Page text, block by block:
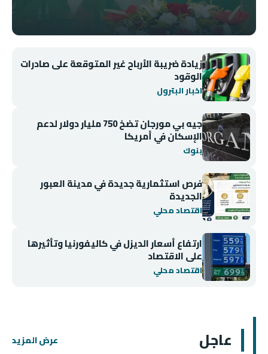
زيادة ضريبة الأرباح غير المتوقعة على صادرات
الوقود
اخبار البترول
جيه بي مورجان تضخ 750 مليار دولار لدعم
الإسكان في أمريكا
بنوك
فرص استثمارية جديدة في مدينة العبور
الجديدة
اقتصاد محلي
ارتفاع أسعار الديزل في كاليفورنيا وتأثيرها
على الاقتصاد
اقتصاد محلي
عاجل عرض المزيد